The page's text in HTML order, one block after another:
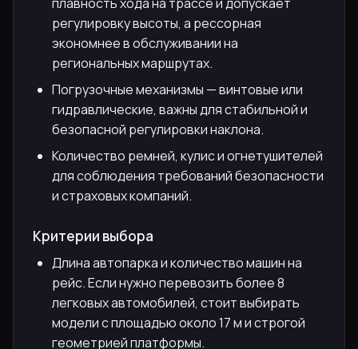
регулировку высоты, а рессорная
экономнее в обслуживании на
региональных маршрутах.
Погрузочные механизмы — винтовые или
гидравлические, важны для стабильной и
безопасной регулировки наклона.
Количество ремней, кулис и огнетушителей
для соблюдения требований безопасности
и страховых компаний.
Критерии выбора
Длина автопарка и количество машин на
рейс. Если нужно перевозить более 8
легковых автомобилей, стоит выбирать
модели с площадью около 17 м и строгой
геометрией платформы.